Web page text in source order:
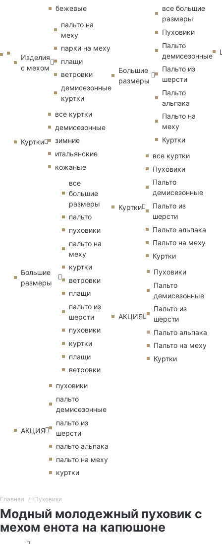
бежевые
Изделия
с мехом
пальто на
меху
парки на меху
плащи
ветровки
демисезонные
куртки
Куртки
все куртки
демисезонные
зимние
итальянские
кожаные
Большие
размеры
все
большие
размеры
пальто
пуховики
пальто на
меху
куртки
ветровки
плащи
пальто из
шерсти
пуховики
куртки
плащи
ветровки
АКЦИЯ
пуховики
пальто
демисезонные
пальто из
шерсти
пальто альпака
пальто на меху
куртки
Большие
размеры
все большие
размеры
Пуховики
Пальто
демисезонные
Пальто из
шерсти
Пальто
альпака
Пальто на
меху
Куртки
Куртки
все куртки
Пуховики
Пальто
демисезонные
Пальто из
шерсти
Пальто альпака
Пальто на меху
Куртки
АКЦИЯ
Пуховики
Пальто
демисезонные
Пальто из
шерсти
Пальто альпака
Пальто на меху
Куртки
Главная Пуховики
Модный молодежный пуховик с
мехом енота на капюшоне